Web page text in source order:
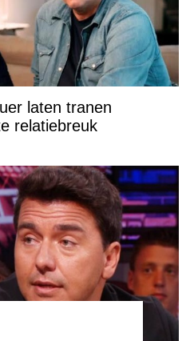
laten tranen
relatiebreuk